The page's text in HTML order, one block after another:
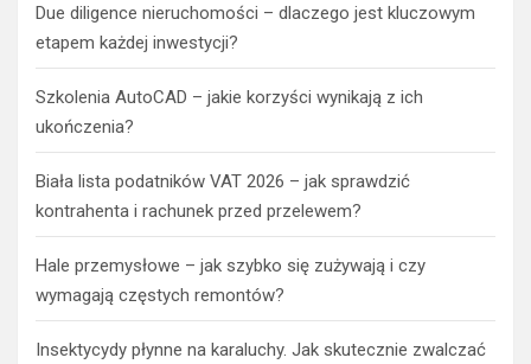
Due diligence nieruchomości – dlaczego jest kluczowym
etapem każdej inwestycji?
Szkolenia AutoCAD – jakie korzyści wynikają z ich
ukończenia?
Biała lista podatników VAT 2026 – jak sprawdzić
kontrahenta i rachunek przed przelewem?
Hale przemysłowe – jak szybko się zużywają i czy
wymagają częstych remontów?
Insektycydy płynne na karaluchy. Jak skutecznie zwalczać